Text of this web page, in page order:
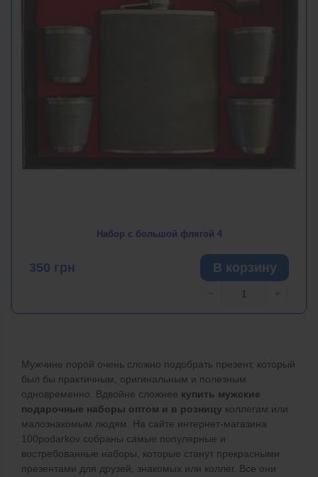
Набор с большой флягой 4
350 грн В корзину
Мужчине порой очень сложно подобрать презент, который
был бы практичным, оригинальным и полезным
одновременно. Вдвойне сложнее купить мужские
подарочные наборы оптом и в розницу коллегам или
малознакомым людям. На сайте интернет-магазина
100podarkov собраны самые популярные и
востребованные наборы, которые станут прекрасными
презентами для друзей, знакомых или коллег. Все они